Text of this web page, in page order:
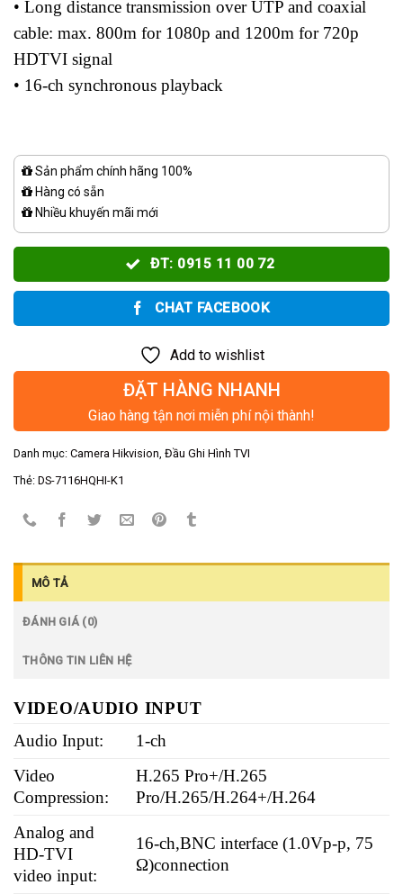
• Long distance transmission over UTP and coaxial
cable: max. 800m for 1080p and 1200m for 720p
HDTVI signal
• 16-ch synchronous playback
Sản phẩm chính hãng 100%
Hàng có sẵn
Nhiều khuyến mãi mới
ĐT: 0915 11 00 72
CHAT FACEBOOK
Add to wishlist
ĐẶT HÀNG NHANH
Giao hàng tận nơi miễn phí nội thành!
Danh mục: Camera Hikvision, Đầu Ghi Hình TVI
Thẻ: DS-7116HQHI-K1
MÔ TẢ
ĐÁNH GIÁ (0)
THÔNG TIN LIÊN HỆ
VIDEO/AUDIO INPUT
Audio Input:
1-ch
Video
Compression:
H.265 Pro+/H.265
Pro/H.265/H.264+/H.264
Analog and
HD-TVI
video input:
16-ch,BNC interface (1.0Vp-p, 75
Ω)connection